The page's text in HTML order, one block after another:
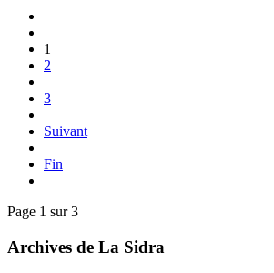
1
2
3
Suivant
Fin
Page 1 sur 3
Archives de La Sidra